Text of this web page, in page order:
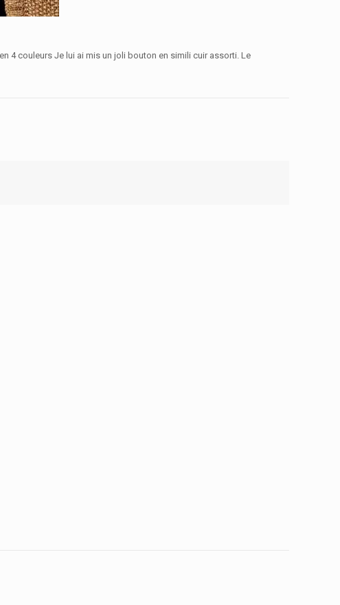
4 couleurs Je lui ai mis un joli bouton en simili cuir assorti. Le